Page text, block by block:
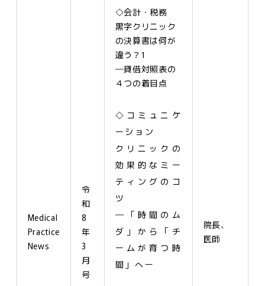
Medical
Practice
News
令
和
8
年
3
月
号
◇会計・税務
黒字クリニック
の決算書は何が
違う？1
―貸借対照表の
４つの着目点
◇コミュニケ
ーション
クリニックの
効果的なミー
ティングのコ
ツ
―「時間のム
ダ」から「チ
ームが育つ時
間」へー
院長、
医師